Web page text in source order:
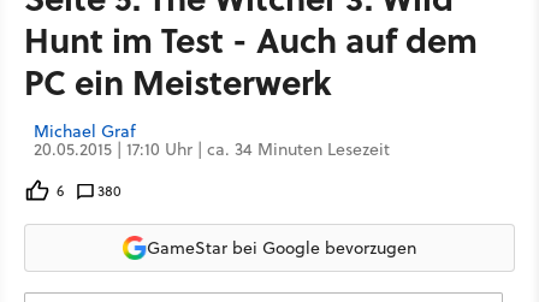
Hunt im Test - Auch auf dem
PC ein Meisterwerk
Michael Graf
20.05.2015 | 17:10 Uhr | ca. 34 Minuten Lesezeit
6 380
GameStar bei Google bevorzugen